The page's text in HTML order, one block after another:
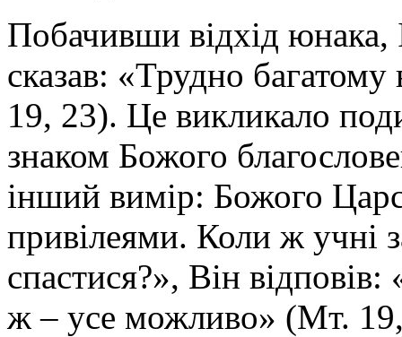
Побачивши відхід юнака,
сказав: «Трудно
19, 23). Це викликало
знаком Божого
інший вимір: Божого
привілеями. Коли ж учні
спастися?», Він
ж – усе можливо» (Мт.